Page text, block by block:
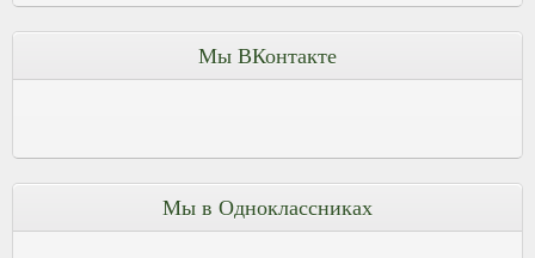
Мы ВКонтакте
Мы в Одноклассниках